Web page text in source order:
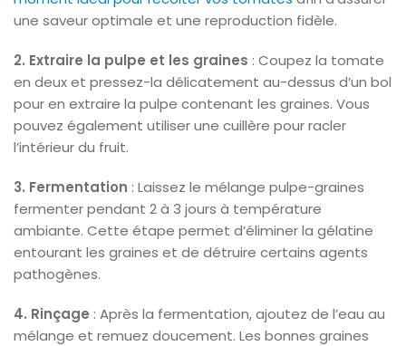
une saveur optimale et une reproduction fidèle.
2. Extraire la pulpe et les graines : Coupez la tomate
en deux et pressez-la délicatement au-dessus d’un bol
pour en extraire la pulpe contenant les graines. Vous
pouvez également utiliser une cuillère pour racler
l’intérieur du fruit.
3. Fermentation : Laissez le mélange pulpe-graines
fermenter pendant 2 à 3 jours à température
ambiante. Cette étape permet d’éliminer la gélatine
entourant les graines et de détruire certains agents
pathogènes.
4. Rinçage : Après la fermentation, ajoutez de l’eau au
mélange et remuez doucement. Les bonnes graines